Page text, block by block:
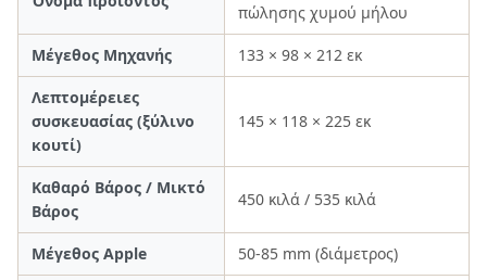
πώλησης χυμού μήλου
Μέγεθος Μηχανής 133 × 98 × 212 εκ
Λεπτομέρειες
συσκευασίας (ξύλινο
κουτί)
145 × 118 × 225 εκ
Καθαρό Βάρος / Μικτό
Βάρος
450 κιλά / 535 κιλά
Μέγεθος Apple 50-85 mm (διάμετρος)